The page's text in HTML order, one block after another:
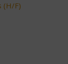
(H/F)